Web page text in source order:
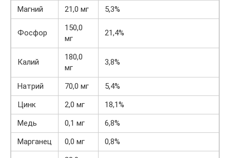
Магний
21,0 мг 5,3%
Фосфор
150,0
мг
21,4%
Калий
180,0
мг
3,8%
Натрий 70,0 мг
5,4%
Цинк
2,0 мг
18,1%
Медь
0,1 мг
6,8%
Марганец
0,0 мг 0,8%